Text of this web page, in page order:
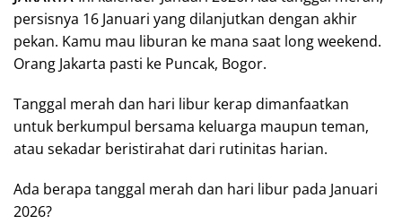
persisnya 16 Januari yang dilanjutkan dengan akhir
pekan. Kamu mau liburan ke mana saat long weekend.
Orang Jakarta pasti ke Puncak, Bogor.
Tanggal merah dan hari libur kerap dimanfaatkan
untuk berkumpul bersama keluarga maupun teman,
atau sekadar beristirahat dari rutinitas harian.
Ada berapa tanggal merah dan hari libur pada Januari
2026?